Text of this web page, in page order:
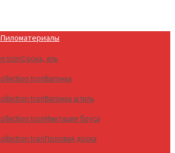
Пиломатериалы
Сосна, ель
Вагонка
Вагонка штиль
Имитация бруса
Половая доска